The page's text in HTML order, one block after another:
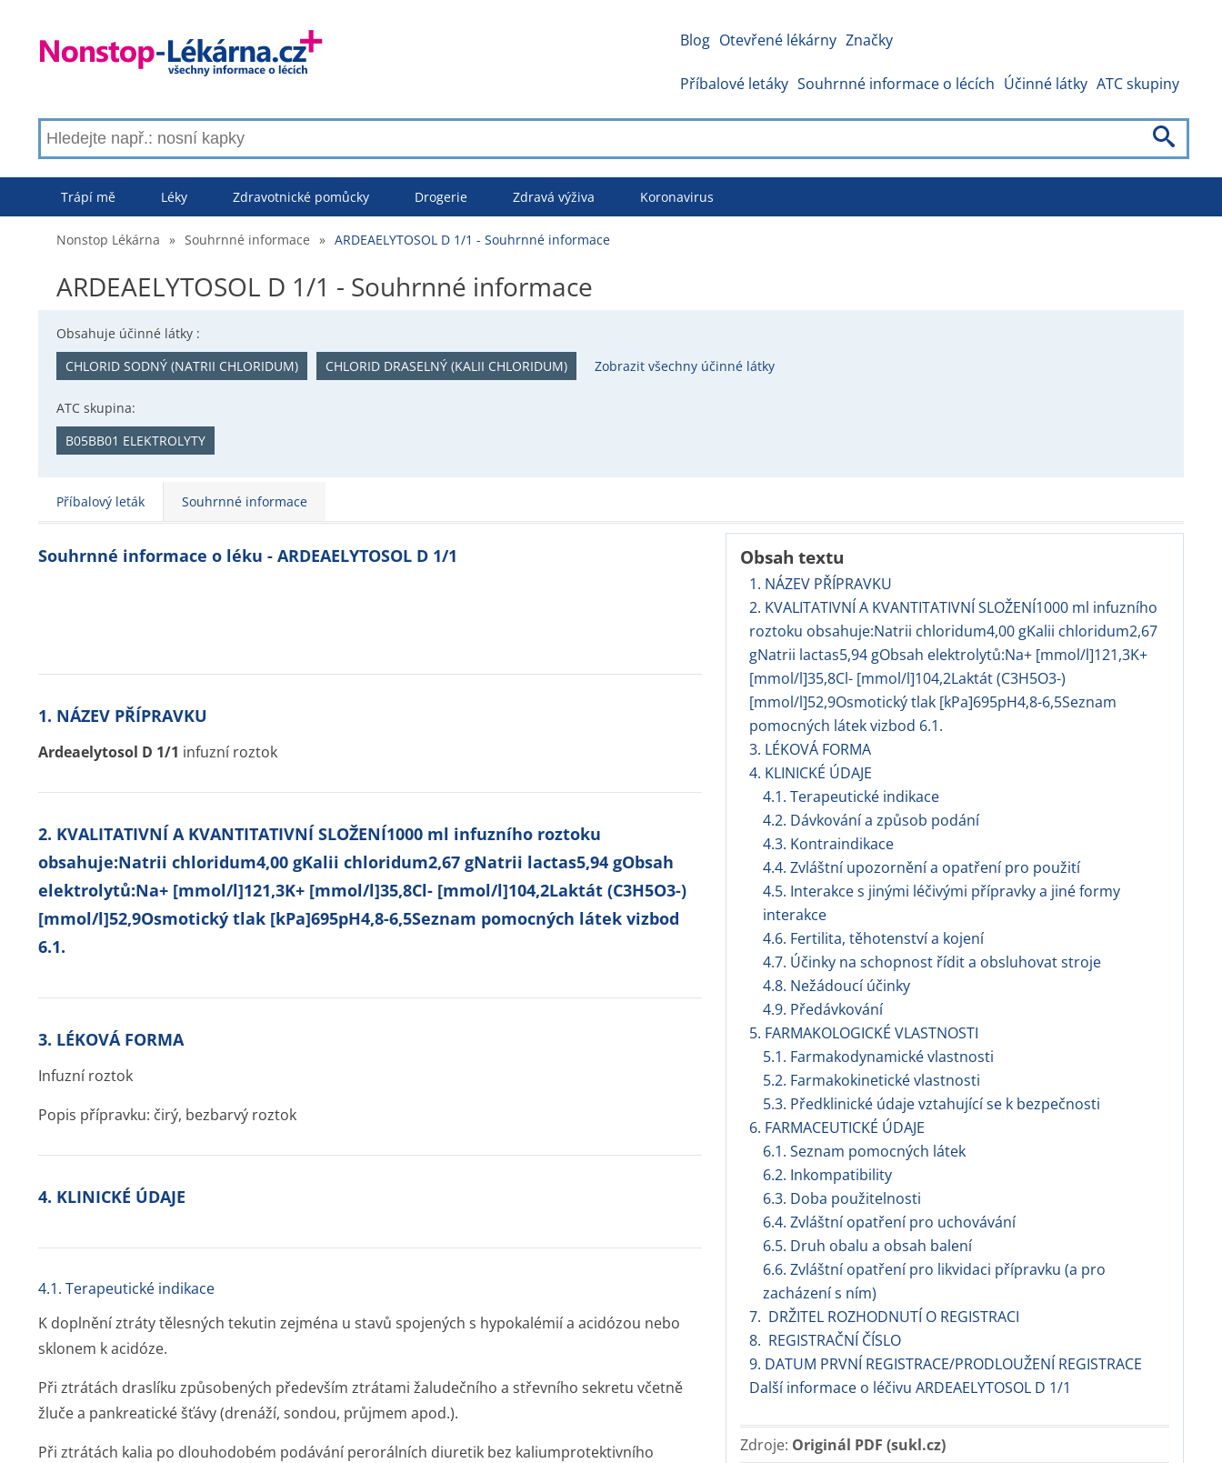
Blog Otevřené lékárny Značky
Příbalové letáky Souhrnné informace o lécích Účinné látky ATC skupiny
Trápí mě Léky Zdravotnické pomůcky Drogerie Zdravá výživa Koronavirus
Nonstop Lékárna » Souhrnné informace » ARDEAELYTOSOL D 1/1 - Souhrnné informace
ARDEAELYTOSOL D 1/1 - Souhrnné informace
Obsahuje účinné látky :
CHLORID SODNÝ (NATRII CHLORIDUM)
CHLORID DRASELNÝ (KALII CHLORIDUM) Zobrazit všechny účinné látky
ATC skupina:
B05BB01 ELEKTROLYTY
Příbalový leták Souhrnné informace
Obsah textu
1. NÁZEV PŘÍPRAVKU
2. KVALITATIVNÍ A KVANTITATIVNÍ SLOŽENÍ1000 ml infuzního
roztoku obsahuje:Natrii chloridum4,00 gKalii chloridum2,67
gNatrii lactas5,94 gObsah elektrolytů:Na+ [mmol/l]121,3K+
[mmol/l]35,8Cl- [mmol/l]104,2Laktát (C3H5O3-)
[mmol/l]52,9Osmotický tlak [kPa]695pH4,8-6,5Seznam
pomocných látek vizbod 6.1.
3. LÉKOVÁ FORMA
4. KLINICKÉ ÚDAJE
4.1. Terapeutické indikace
4.2. Dávkování a způsob podání
4.3. Kontraindikace
4.4. Zvláštní upozornění a opatření pro použití
4.5. Interakce s jinými léčivými přípravky a jiné formy
interakce
4.6. Fertilita, těhotenství a kojení
4.7. Účinky na schopnost řídit a obsluhovat stroje
4.8. Nežádoucí účinky
4.9. Předávkování
5. FARMAKOLOGICKÉ VLASTNOSTI
5.1. Farmakodynamické vlastnosti
5.2. Farmakokinetické vlastnosti
5.3. Předklinické údaje vztahující se k bezpečnosti
6. FARMACEUTICKÉ ÚDAJE
6.1. Seznam pomocných látek
6.2. Inkompatibility
6.3. Doba použitelnosti
6.4. Zvláštní opatření pro uchovávání
6.5. Druh obalu a obsah balení
6.6. Zvláštní opatření pro likvidaci přípravku (a pro
zacházení s ním)
7. DRŽITEL ROZHODNUTÍ O REGISTRACI
8. REGISTRAČNÍ ČÍSLO
9. DATUM PRVNÍ REGISTRACE/PRODLOUŽENÍ REGISTRACE
Další informace o léčivu ARDEAELYTOSOL D 1/1
Zdroje: Originál PDF (sukl.cz)
Souhrnné informace o léku - ARDEAELYTOSOL D 1/1
1. NÁZEV PŘÍPRAVKU
Ardeaelytosol D 1/1 infuzní roztok
2. KVALITATIVNÍ A KVANTITATIVNÍ SLOŽENÍ1000 ml infuzního roztoku
obsahuje:Natrii chloridum4,00 gKalii chloridum2,67 gNatrii lactas5,94 gObsah
elektrolytů:Na+ [mmol/l]121,3K+ [mmol/l]35,8Cl- [mmol/l]104,2Laktát (C3H5O3-)
[mmol/l]52,9Osmotický tlak [kPa]695pH4,8-6,5Seznam pomocných látek vizbod
6.1.
3. LÉKOVÁ FORMA
Infuzní roztok
Popis přípravku: čirý, bezbarvý roztok
4. KLINICKÉ ÚDAJE
4.1. Terapeutické indikace
K doplnění ztráty tělesných tekutin zejména u stavů spojených s hypokalémií a acidózou nebo
sklonem k acidóze.
Při ztrátách draslíku způsobených především ztrátami žaludečního a střevního sekretu včetně
žluče a pankreatické šťávy (drenáží, sondou, průjmem apod.).
Při ztrátách kalia po dlouhodobém podávání perorálních diuretik bez kaliumprotektivního